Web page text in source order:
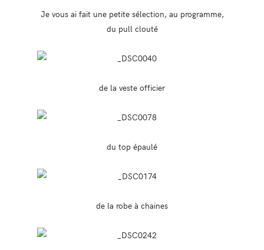
Je vous ai fait une petite sélection, au programme,
du pull clouté
de la veste officier
du top épaulé
de la robe à chaines